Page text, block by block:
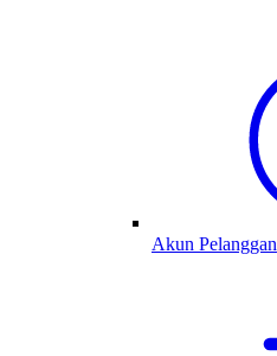
Akun Pelanggan